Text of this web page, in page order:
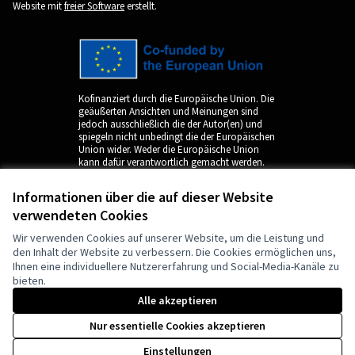
Informationen über die auf dieser Website
verwendeten Cookies
Wir verwenden Cookies auf unserer Website, um die Leistung und
den Inhalt der Website zu verbessern. Die Cookies ermöglichen uns,
Ihnen eine individuellere Nutzererfahrung und Social-Media-Kanäle zu
bieten.
Alle akzeptieren
Nur essentielle Cookies akzeptieren
Einstellungen
Website mitfreier Softwareerstellt.
Kofinanziert durch die Europäische Union. Die
geäußerten Ansichten und Meinungen sind
jedoch ausschließlich die der Autor(en) und
spiegeln nicht unbedingt die der Europäischen
Union wider. Weder die Europäische Union
kann dafür verantwortlich gemacht werden.
by